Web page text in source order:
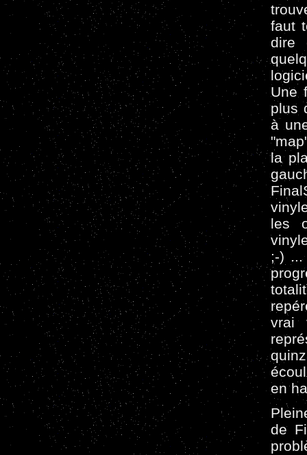
faut
dire
Une
plus
à
la
les
;-)
vrai
en
de